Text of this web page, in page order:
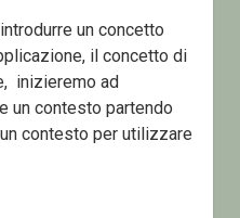
un concetto
il concetto di
inizieremo ad
un contesto partendo
contesto per utilizzare